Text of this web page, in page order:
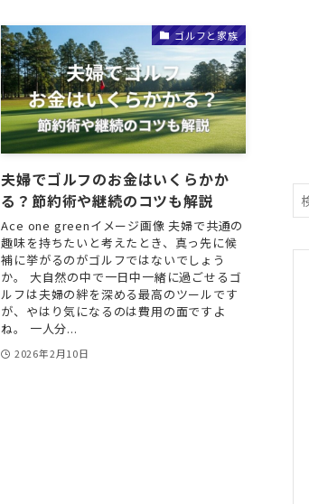
ゴルフと家族
夫婦でゴルフのお金はいくらかか
る？節約術や継続のコツも解説
Ace one greenイメージ画像 夫婦で共通の
趣味を持ちたいと考えたとき、真っ先に候
補に挙がるのがゴルフではないでしょう
か。 大自然の中で一日中一緒に過ごせるゴ
ルフは夫婦の絆を深める最高のツールです
が、やはり気になるのは費用の面ですよ
ね。 一人分...
2026年2月10日